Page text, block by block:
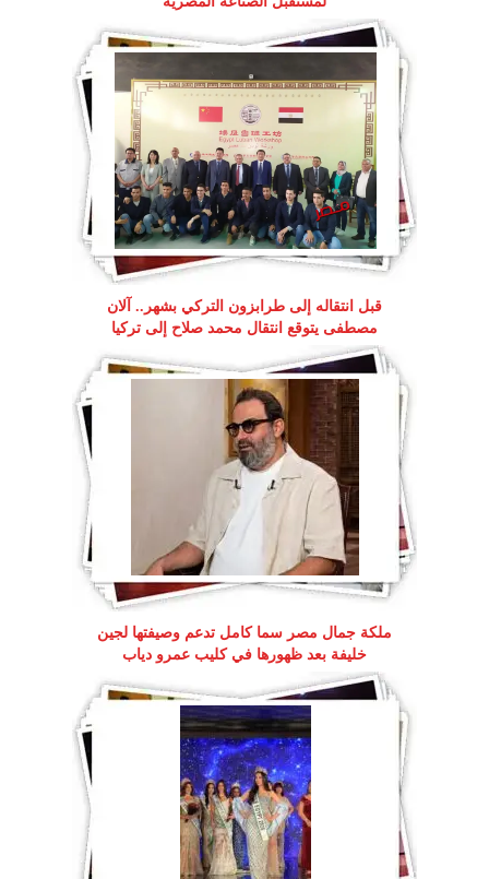
قبل انتقاله إلى طرابزون التركي بشهر.. آلان
مصطفى يتوقع انتقال محمد صلاح إلى تركيا
ملكة جمال مصر سما كامل تدعم وصيفتها لجين
خليفة بعد ظهورها في كليب عمرو دياب